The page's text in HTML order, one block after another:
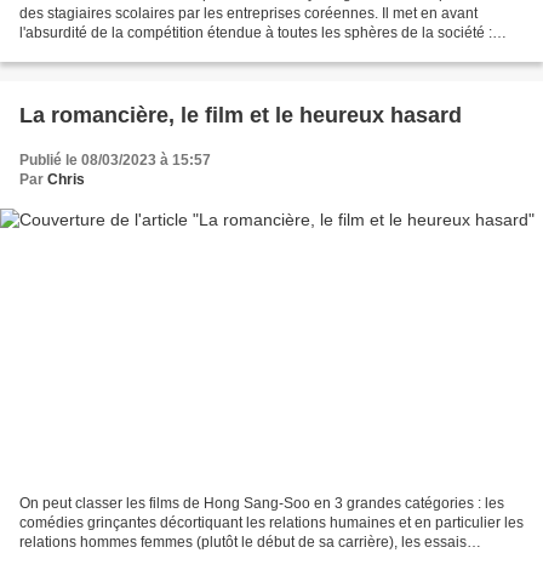
des stagiaires scolaires par les entreprises coréennes. Il met en avant
l'absurdité de la compétition étendue à toutes les sphères de la société :
La romancière, le film et le heureux hasard
Publié le 08/03/2023 à 15:57
Par Chris
On peut classer les films de Hong Sang-Soo en 3 grandes catégories : les
comédies grinçantes décortiquant les relations humaines et en particulier les
relations hommes femmes (plutôt le début de sa carrière), les essais